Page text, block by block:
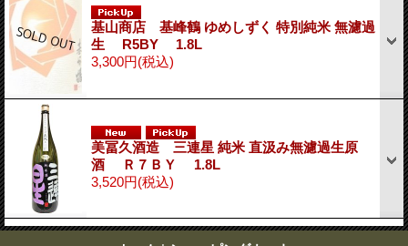
基山商店 基峰鶴 ゆめしずく 特別純米 無濾過
生 R5BY 1.8L
3,300円(税込)
美冨久酒造 三連星 純米 直汲み無濾過生原
酒 Ｒ７ＢＹ 1.8L
3,520円(税込)